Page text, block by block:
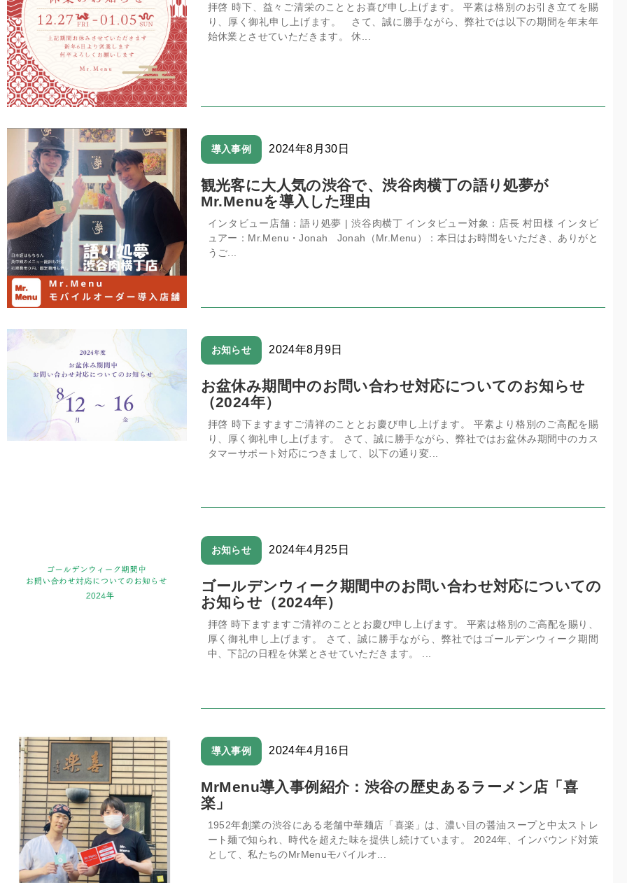
拝啓 時下、益々ご清栄のこととお喜び申し上げます。 平素は格別のお引き立てを賜
り、厚く御礼申し上げます。 さて、誠に勝手ながら、弊社では以下の期間を年末年
始休業とさせていただきます。 休...
導入事例 2024年8月30日
観光客に大人気の渋谷で、渋谷肉横丁の語り処夢が
Mr.Menuを導入した理由
インタビュー店舗：語り処夢 | 渋谷肉横丁 インタビュー対象：店長 村田様 インタビ
ュアー：Mr.Menu・Jonah Jonah（Mr.Menu）：本日はお時間をいただき、ありがと
うご...
お知らせ 2024年8月9日
お盆休み期間中のお問い合わせ対応についてのお知らせ
（2024年）
拝啓 時下ますますご清祥のこととお慶び申し上げます。 平素より格別のご高配を賜
り、厚く御礼申し上げます。 さて、誠に勝手ながら、弊社ではお盆休み期間中のカス
タマーサポート対応につきまして、以下の通り変...
お知らせ 2024年4月25日
ゴールデンウィーク期間中のお問い合わせ対応についての
お知らせ（2024年）
拝啓 時下ますますご清祥のこととお慶び申し上げます。 平素は格別のご高配を賜り、
厚く御礼申し上げます。 さて、誠に勝手ながら、弊社ではゴールデンウィーク期間
中、下記の日程を休業とさせていただきます。 ...
導入事例 2024年4月16日
MrMenu導入事例紹介：渋谷の歴史あるラーメン店「喜
楽」
1952年創業の渋谷にある老舗中華麺店「喜楽」は、濃い目の醤油スープと中太ストレ
ート麺で知られ、時代を超えた味を提供し続けています。 2024年、インバウンド対策
として、私たちのMrMenuモバイルオ...